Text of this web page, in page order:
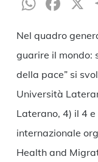
Nel quadro
guarire il mondo:
della pace” si
Università
Laterano, 4) il 4
internazionale
Health and